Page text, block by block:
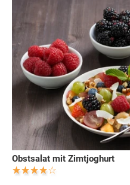
Obstsalat mit Zimtjoghurt